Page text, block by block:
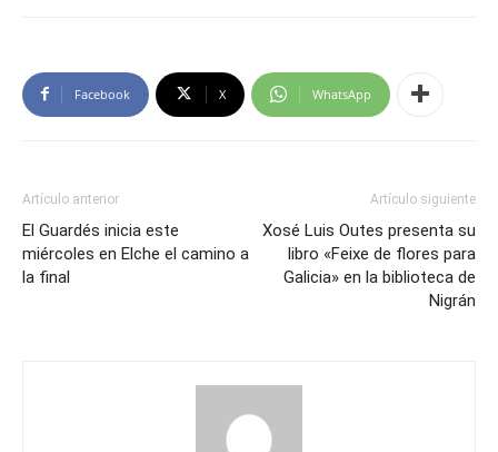
Facebook X WhatsApp
Artículo anterior
El Guardés inicia este
miércoles en Elche el camino a
la final
Artículo siguiente
Xosé Luis Outes presenta su
libro «Feixe de flores para
Galicia» en la biblioteca de
Nigrán